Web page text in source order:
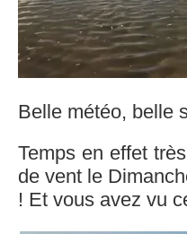
Belle météo, belle
Temps en effet
de vent le
! Et vous avez vu